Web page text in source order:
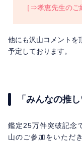
［⇒孝恵先生のご
他にも沢山コメントを
予定しております。
「みんなの推
鑑定25万件突破記念
山のご参加をいただ